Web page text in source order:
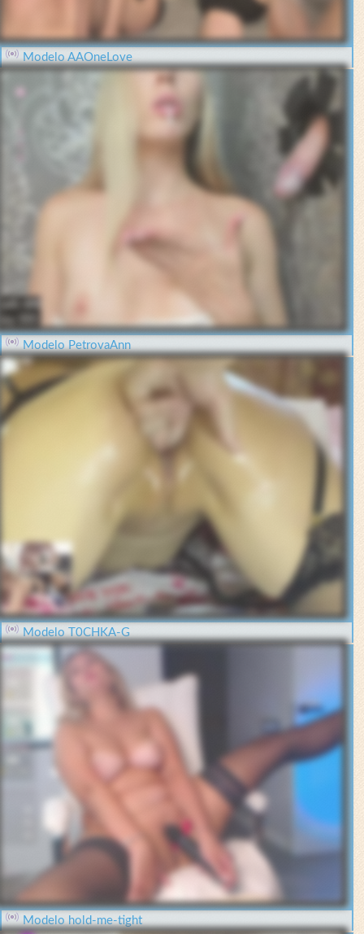
Modelo AAOneLove
Modelo PetrovaAnn
Modelo T0CHKA-G
Modelo hold-me-tight